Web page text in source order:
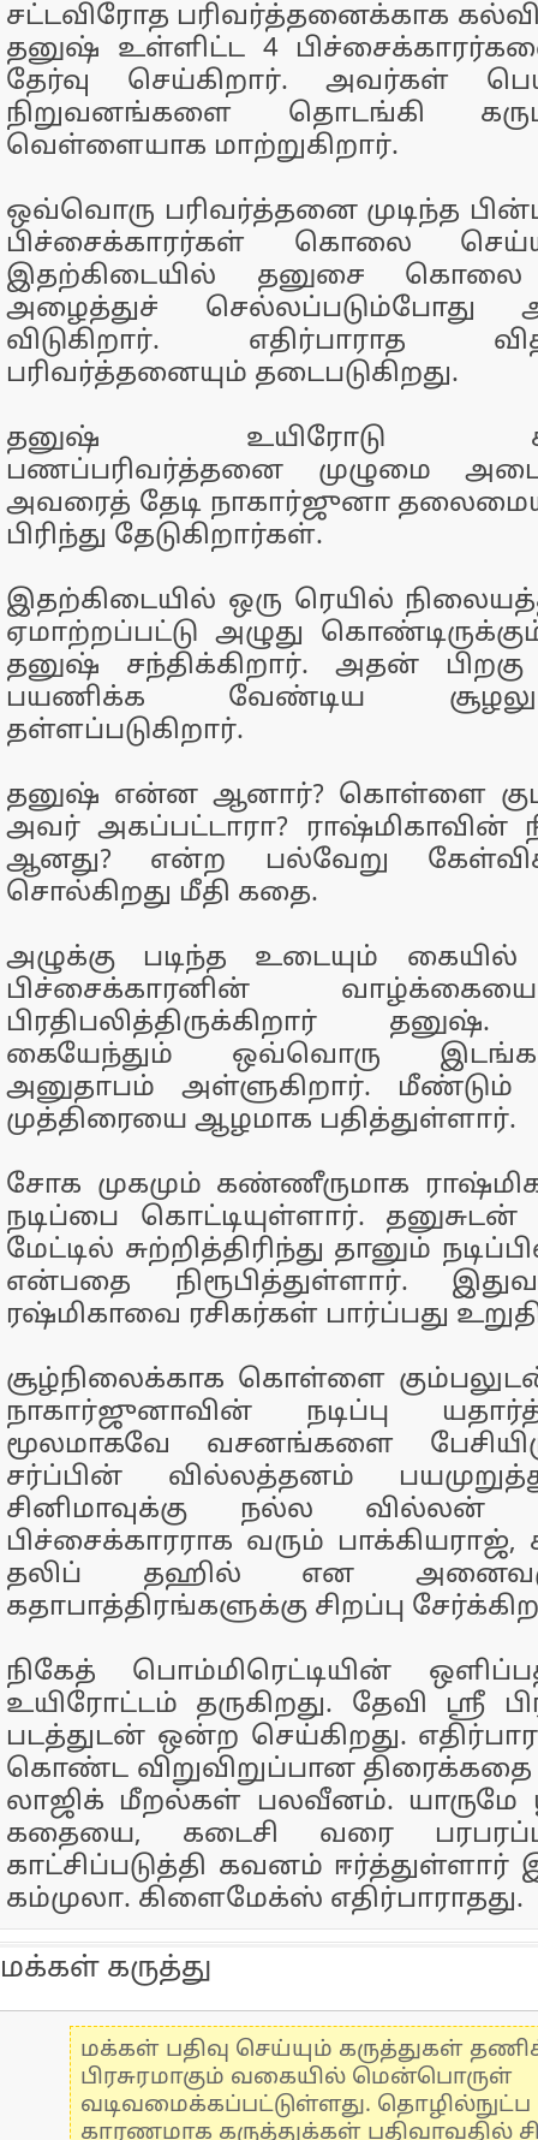
சட்டவிரோத பரிவர்த்தனைக்காக
தனுஷ் உள்ளிட்ட 4
தேர்வு செய்கிறார். அவர்கள்
நிறுவனங்களை தொடங்கி
வெள்ளையாக மாற்றுகிறார்.
ஒவ்வொரு பரிவர்த்தனை முடிந்த
பிச்சைக்காரர்கள் கொலை
இதற்கிடையில் தனுசை கொலை
அழைத்துச் செல்லப்படும்போது
விடுகிறார். எதிர்பாராத
பரிவர்த்தனையும் தடைபடுகிறது.
தனுஷ் உயிரோடு
பணப்பரிவர்த்தனை முழுமை
அவரைத் தேடி நாகார்ஜுனா
பிரிந்து தேடுகிறார்கள்.
இதற்கிடையில் ஒரு ரெயில்
ஏமாற்றப்பட்டு அழுது
தனுஷ் சந்திக்கிறார். அதன் பிறகு
பயணிக்க வேண்டிய
தள்ளப்படுகிறார்.
தனுஷ் என்ன ஆனார்? கொள்ளை
அவர் அகப்பட்டாரா?
ஆனது? என்ற பல்வேறு
சொல்கிறது மீதி கதை.
அழுக்கு படிந்த உடையும் கையில்
பிச்சைக்காரனின்
பிரதிபலித்திருக்கிறார் தனுஷ்.
கையேந்தும் ஒவ்வொரு
அனுதாபம் அள்ளுகிறார். மீண்டும்
முத்திரையை ஆழமாக பதித்துள்ளார்.
சோக முகமும் கண்ணீருமாக
நடிப்பை கொட்டியுள்ளார். தனுசுடன்
மேட்டில் சுற்றித்திரிந்து தானும்
என்பதை நிரூபித்துள்ளார்.
ரஷ்மிகாவை ரசிகர்கள் பார்ப்பது
சூழ்நிலைக்காக கொள்ளை
நாகார்ஜுனாவின் நடிப்பு
மூலமாகவே வசனங்களை
சர்ப்பின் வில்லத்தனம்
சினிமாவுக்கு நல்ல வில்லன்
பிச்சைக்காரராக வரும்
தலிப் தஹில் என
கதாபாத்திரங்களுக்கு சிறப்பு
நிகேத் பொம்மிரெட்டியின்
உயிரோட்டம் தருகிறது. தேவி ஸ்ரீ
படத்துடன் ஒன்ற செய்கிறது.
கொண்ட விறுவிறுப்பான திரைக்கதை
லாஜிக் மீறல்கள் பலவீனம். யாருமே
கதையை, கடைசி வரை
காட்சிப்படுத்தி கவனம் ஈர்த்துள்ளார்
கம்முலா. கிளைமேக்ஸ் எதிர்பாராதது.
மக்கள் கருத்து
மக்கள் பதிவு செய்யும் கருத்துகள்
பிரசுரமாகும் வகையில் மென்பொருள்
வடிவமைக்கப்பட்டுள்ளது.
காரணமாக கருத்துக்கள் பதிவாவதில்